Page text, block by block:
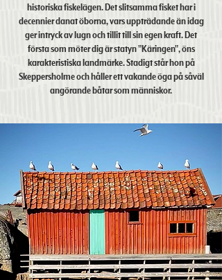
historiska fiskelägen. Det slitsamma fisket har i
decennier danat öborna, vars uppträdande än idag
ger intryck av lugn och tillit till sin egen kraft. Det
första som möter dig är statyn "Käringen", öns
karakteristiska landmärke. Stadigt står hon på
Skeppersholme och håller ett vakande öga på såväl
angörande båtar som människor.